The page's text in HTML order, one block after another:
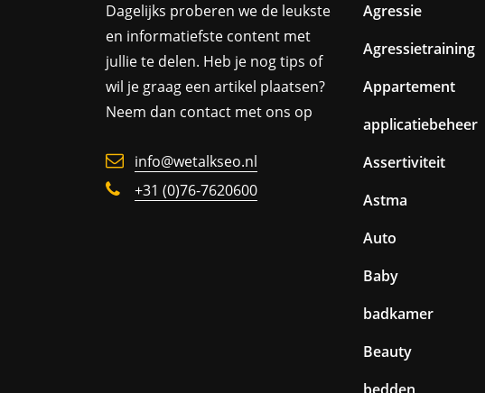
Dagelijks proberen we de leukste
en informatiefste content met
jullie te delen. Heb je nog tips of
wil je graag een artikel plaatsen?
Neem dan contact met ons op
info@wetalkseo.nl
+31 (0)76-7620600
Agressie
Agressietraining
Appartement
applicatiebeheer
Assertiviteit
Astma
Auto
Baby
badkamer
Beauty